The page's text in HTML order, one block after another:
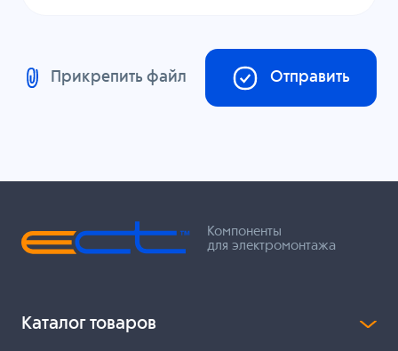
Прикрепить файл Отправить
Компоненты
для электромонтажа
Каталог товаров